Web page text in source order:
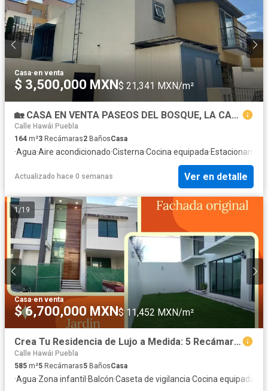
Casa·en venta
$ 3,500,000 MXN$ 21,341 MXN/m²
🏡 CASA EN VENTA PASEOS DEL BOSQUE, LA CALERA $3.5 M
Calle Hawái Puebla
164 m²3 Recámaras2 BañosCasa
·Agua·Aire acondicionado·Cisterna·Cocina equipada·
Actualizado hace 0 semanas Ver en detalle
1/19
Casa·en venta
$ 6,700,000 MXN$ 11,452 MXN/m²
Crea Tu Residencia de Lujo a Medida: 5 Recámaras y Cine Privado en San Rafael
Calle Hawái Puebla
585 m²5 Recámaras5 BañosCasa
·Agua·Zona infantil ·Balcón·Caseta de vigilancia·Cocina equipada